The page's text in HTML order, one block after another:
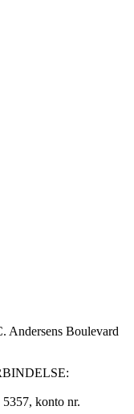
Andersens Boulevard
konto nr.